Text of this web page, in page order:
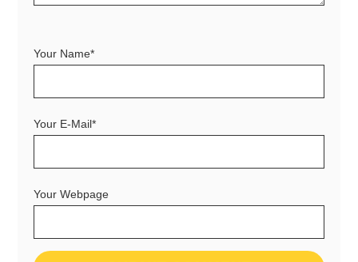
Your Name*
Your E-Mail*
Your Webpage